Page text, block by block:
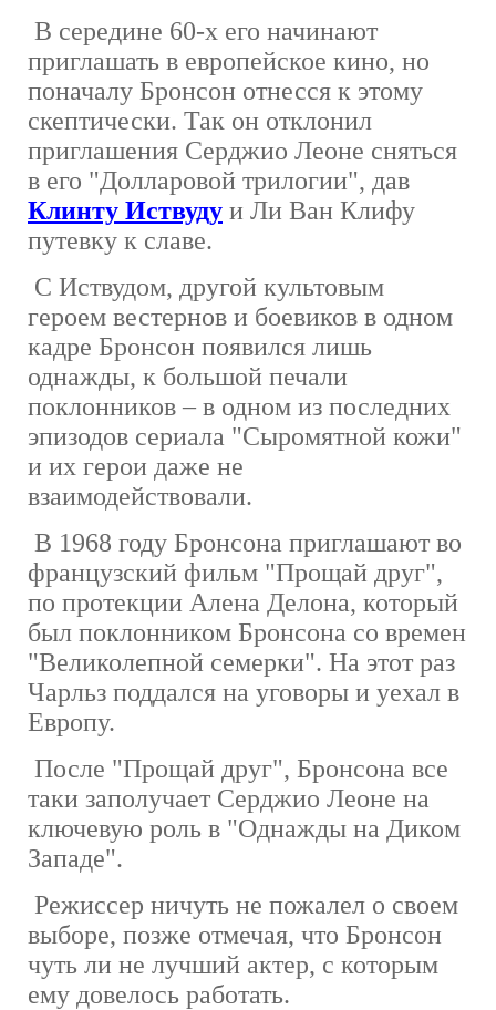
В середине 60-х его начинают
приглашать в европейское кино, но
поначалу Бронсон отнесся к этому
скептически. Так он отклонил
приглашения Серджио Леоне сняться
в его "Долларовой трилогии", дав
Клинту Иствуду и Ли Ван Клифу
путевку к славе.
С Иствудом, другой культовым
героем вестернов и боевиков в одном
кадре Бронсон появился лишь
однажды, к большой печали
поклонников – в одном из последних
эпизодов сериала "Сыромятной кожи"
и их герои даже не
взаимодействовали.
В 1968 году Бронсона приглашают во
французский фильм "Прощай друг",
по протекции Алена Делона, который
был поклонником Бронсона со времен
"Великолепной семерки". На этот раз
Чарльз поддался на уговоры и уехал в
Европу.
После "Прощай друг", Бронсона все
таки заполучает Серджио Леоне на
ключевую роль в "Однажды на Диком
Западе".
Режиссер ничуть не пожалел о своем
выборе, позже отмечая, что Бронсон
чуть ли не лучший актер, с которым
ему довелось работать.